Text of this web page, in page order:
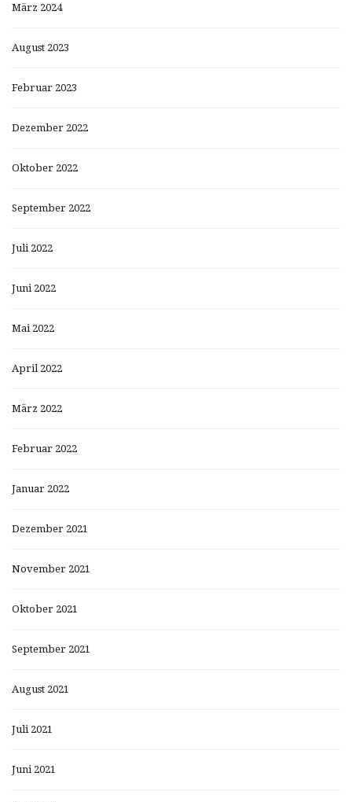
März 2024
August 2023
Februar 2023
Dezember 2022
Oktober 2022
September 2022
Juli 2022
Juni 2022
Mai 2022
April 2022
März 2022
Februar 2022
Januar 2022
Dezember 2021
November 2021
Oktober 2021
September 2021
August 2021
Juli 2021
Juni 2021